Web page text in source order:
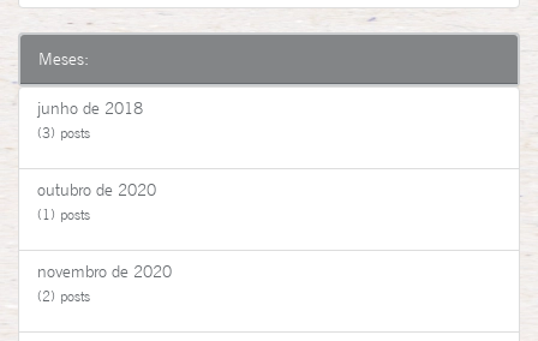
Meses:
junho de 2018
(3) posts
outubro de 2020
(1) posts
novembro de 2020
(2) posts